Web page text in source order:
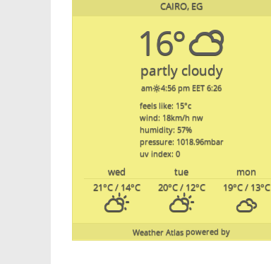
CAIRO, EG
16°
partly cloudy
6:26 am
4:56 pm EET
feels like: 15°c
wind: 18km/h nw
humidity: 57%
pressure: 1018.96mbar
uv index: 0
mon
tue
wed
19°C/ 13°C
20°C/ 12°C
21°C/ 14°C
powered by
Weather Atlas